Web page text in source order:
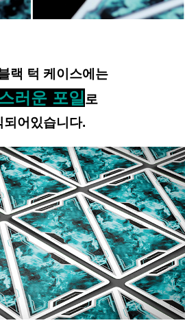
랙 턱 케이스에는
러운 포일 로
되어있습니다.